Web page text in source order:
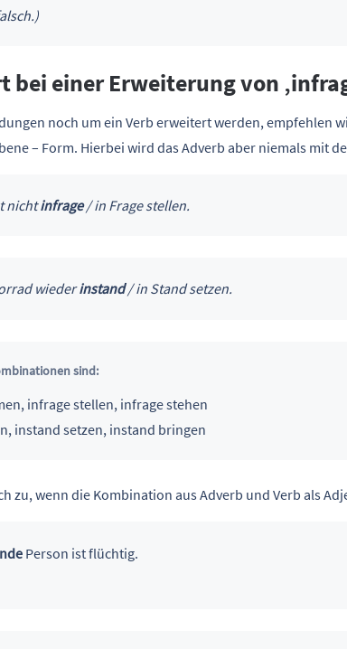
bei einer Erweiterung von
noch um ein Verb erweitert werden, empfehlen
– Form. Hierbei wird das Adverb aber niemals mit
nichtinfrage/ in Frage stellen.
wiederinstand/ in Stand setzen.
sind:
infrage stellen, infrage stehen
instand setzen, instand bringen
zu, wenn die Kombination aus Adverb und Verb als
Person ist flüchtig.